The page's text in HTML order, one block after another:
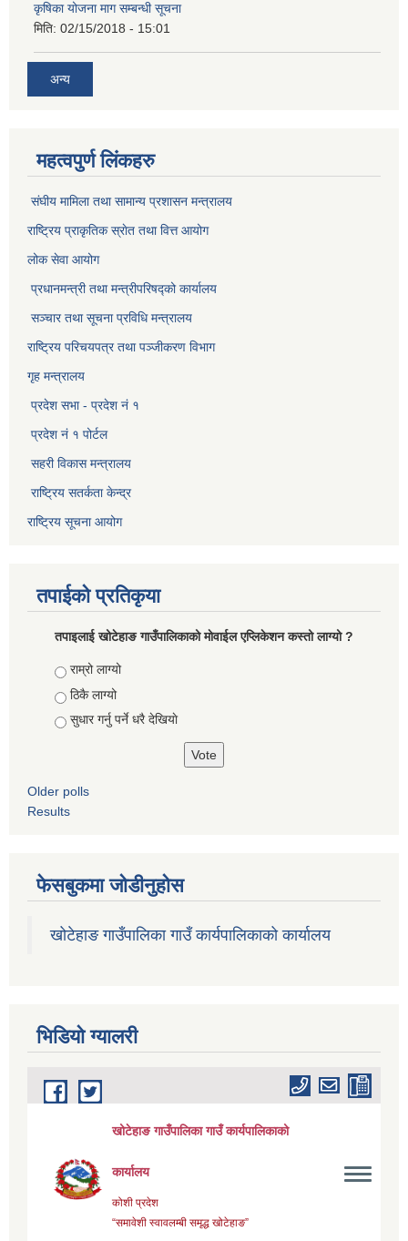
कृषिका योजना माग सम्बन्धी सूचना
मिति: 02/15/2018 - 15:01
अन्य
महत्वपुर्ण लिंकहरु
संघीय मामिला तथा सामान्य प्रशासन मन्त्रालय
राष्ट्रिय प्राकृतिक स्राेत तथा वित्त आयोग
लोक सेवा आयोग
प्रधानमन्त्री तथा मन्त्रीपरिषद्को कार्यालय
सञ्‍चार तथा सूचना प्रविधि मन्त्रालय
राष्ट्रिय परिचयपत्र तथा पञ्जीकरण विभाग​
गृह मन्त्रालय
प्रदेश सभा - प्रदेश नं १
प्रदेश नं १ पोर्टल
सहरी विकास मन्त्रालय
राष्ट्रिय सतर्कता केन्द्र
राष्ट्रिय सूचना आयोग
तपाईको प्रतिकृया
तपाइलाई खोटेहाङ गाउँपालिकाको माेवाईल एप्लिकेशन कस्तो लाग्यो ?
Choices
राम्रो लाग्यो
ठिकै लाग्यो
सुधार गर्नु पर्ने धरै देखियाे
Older polls
Results
फेसबुकमा जोडीनुहोस
खोटेहाङ गाउँपालिका गाउँ कार्यपालिकाको कार्यालय
भिडियाे ग्यालरी